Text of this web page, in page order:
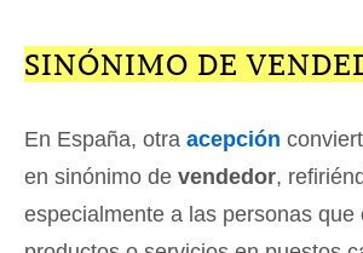
SINÓNIMO DE
En España, otra acepción
en sinónimo de vendedor,
especialmente a las personas que